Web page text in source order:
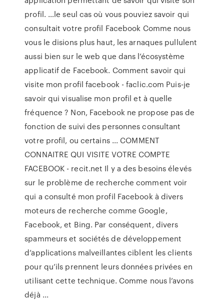
profil. …le seul cas où vous pouviez savoir qui
consultait votre profil Facebook Comme nous
vous le disions plus haut, les arnaques pullulent
aussi bien sur le web que dans l’écosystème
applicatif de Facebook. Comment savoir qui
visite mon profil facebook - faclic.com Puis-je
savoir qui visualise mon profil et à quelle
fréquence ? Non, Facebook ne propose pas de
fonction de suivi des personnes consultant
votre profil, ou certains ... COMMENT
CONNAITRE QUI VISITE VOTRE COMPTE
FACEBOOK - recit.net Il y a des besoins élevés
sur le problème de recherche comment voir
qui a consulté mon profil Facebook à divers
moteurs de recherche comme Google,
Facebook, et Bing. Par conséquent, divers
spammeurs et sociétés de développement
d’applications malveillantes ciblent les clients
pour qu’ils prennent leurs données privées en
utilisant cette technique. Comme nous l’avons
déjà ...